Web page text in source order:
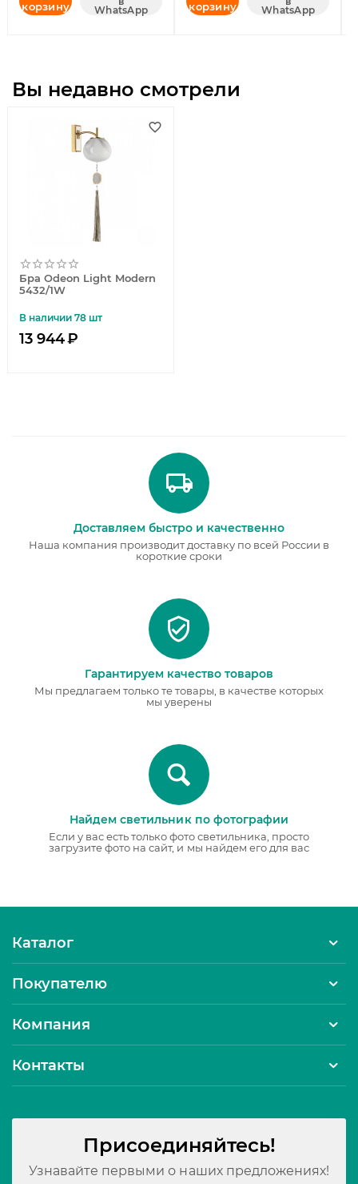
корзину
WhatsApp
корзину
WhatsApp
Вы недавно смотрели
Бра Odeon Light Modern
5432/1W
В наличии 78 шт
13 944₽
Доставляем быстро и качественно
Наша компания производит доставку по всей России в
короткие сроки
Гарантируем качество товаров
Мы предлагаем только те товары, в качестве которых
мы уверены
Найдем светильник по фотографии
Если у вас есть только фото светильника, просто
загрузите фото на сайт, и мы найдем его для вас
Каталог
Покупателю
Компания
Контакты
Присоединяйтесь!
Узнавайте первыми о наших предложениях!